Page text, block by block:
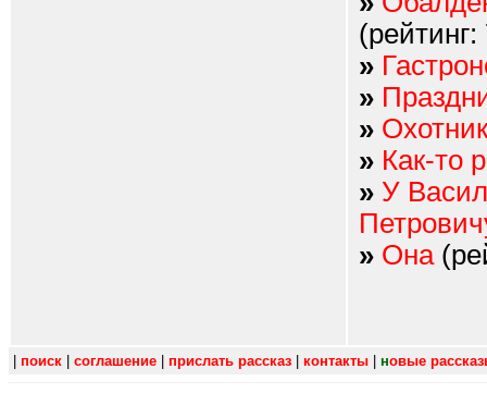
(рейтинг:
»
»
»
» Как-то
» У
» Она
поиск соглашение прислать рассказ контакты новые